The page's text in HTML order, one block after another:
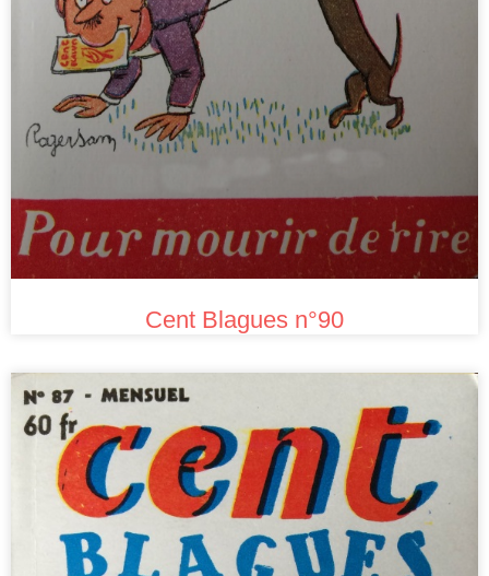
Cent Blagues n°90